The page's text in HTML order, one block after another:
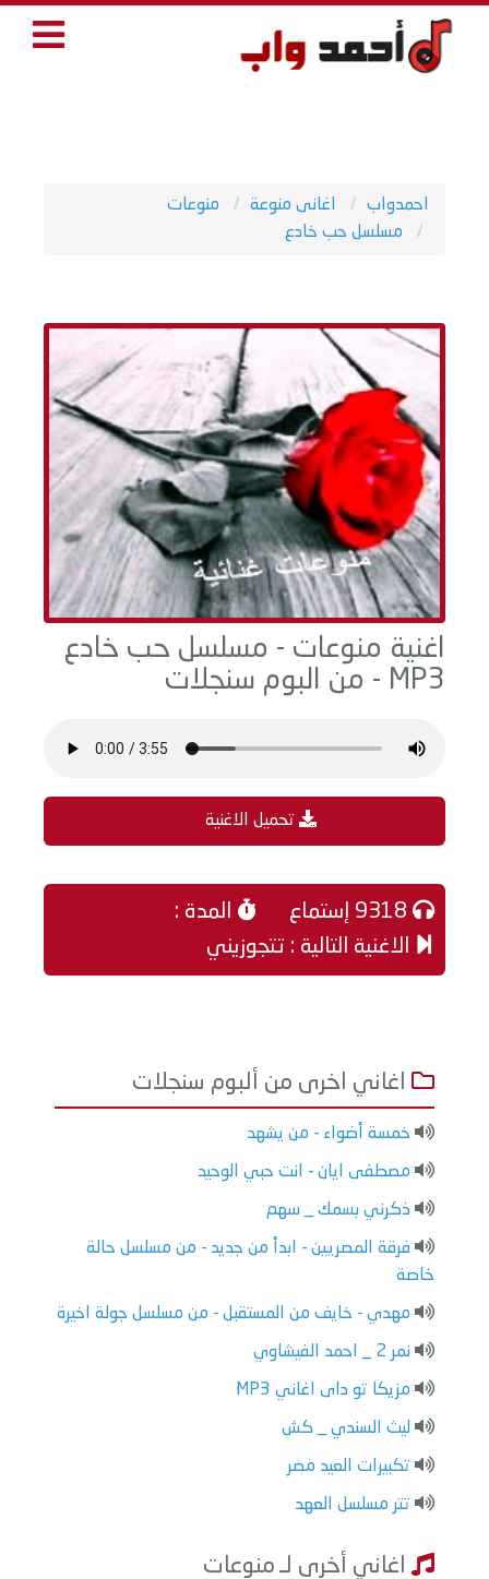
احمدواب اغانى منوعة
منوعات
مسلسل حب خادع
اغنية منوعات - مسلسل حب خادع
MP3 - من البوم سنجلات
تحميل الاغنية
المدة :
الاغنية التالية : تتجوزيني
اغاني اخرى من ألبوم سنجلات
خمسة أضواء - من يشهد
مصطفى ايان - انت حبي الوحيد
ذكرني بسمك _ سهم
فرقة المصريين - ابدأ من جديد - من مسلسل حالة
خاصة
مهدي - خايف من المستقبل - من مسلسل جولة اخيرة
نمر 2 _ احمد الفيشاوي
مزيكا تو داى اغاني MP3
ليث السندي _ كش
تكبيرات العيد مصر
تتر مسلسل العهد
اغاني أخرى لـ منوعات